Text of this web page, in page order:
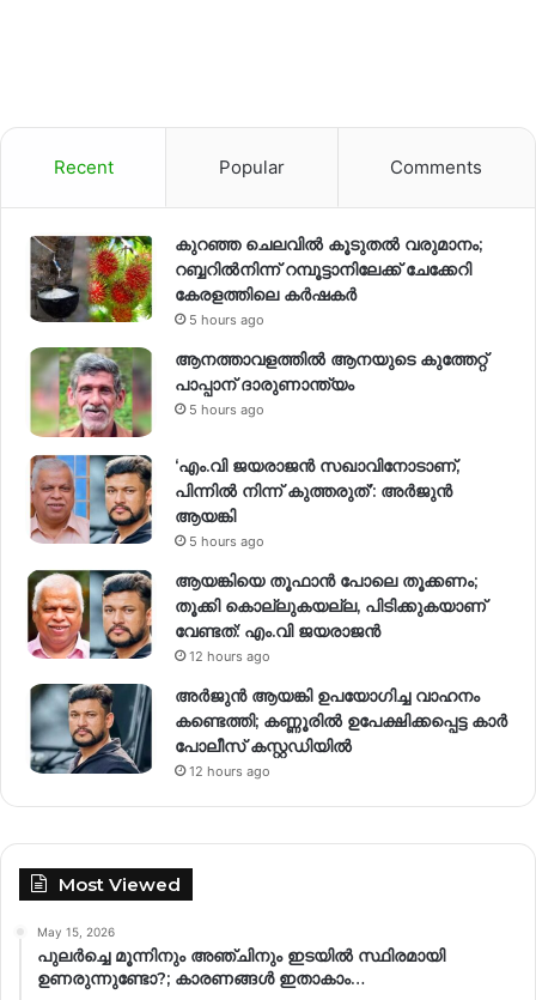
Recent Popular Comments
കുറഞ്ഞ ചെലവിൽ കൂടുതൽ വരുമാനം;
റബ്ബറിൽനിന്ന് റമ്പൂട്ടാനിലേക്ക് ചേക്കേറി
കേരളത്തിലെ കർഷകർ
5 hours ago
ആനത്താവളത്തിൽ ആനയുടെ കുത്തേറ്റ്
പാപ്പാന് ദാരുണാന്ത്യം
5 hours ago
‘എം.വി ജയരാജന്‍ സഖാവിനോടാണ്,
പിന്നില്‍ നിന്ന് കുത്തരുത്’: അര്‍ജുന്‍
ആയങ്കി
5 hours ago
ആയങ്കിയെ തൂഫാൻ പോലെ തൂക്കണം;
തൂക്കി കൊല്ലുകയല്ല, പിടിക്കുകയാണ്
വേണ്ടത്: എം.വി ജയരാജൻ
12 hours ago
അർജുൻ ആയങ്കി ഉപയോഗിച്ച വാഹനം
കണ്ടെത്തി; കണ്ണൂരിൽ ഉപേക്ഷിക്കപ്പെട്ട കാർ
പോലീസ് കസ്റ്റഡിയിൽ
12 hours ago
Most Viewed
May 15, 2026
പുലർച്ചെ മൂന്നിനും അഞ്ചിനും ഇടയിൽ സ്ഥിരമായി
ഉണരുന്നുണ്ടോ?; കാരണങ്ങള്‍ ഇതാകാം…